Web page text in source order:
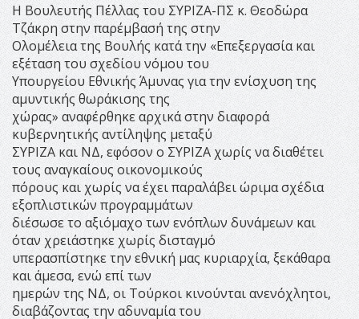
Η Βουλευτής Πέλλας του ΣΥΡΙΖΑ-ΠΣ κ. Θεοδώρα
Τζάκρη στην παρέμβασή της στην
Ολομέλεια της Βουλής κατά την «Επεξεργασία και
εξέταση του σχεδίου νόμου του
Υπουργείου Εθνικής Άμυνας για την ενίσχυση της
αμυντικής θωράκισης της
χώρας» αναφέρθηκε αρχικά στην διαφορά
κυβερνητικής αντίληψης μεταξύ
ΣΥΡΙΖΑ και ΝΔ, εφόσον ο ΣΥΡΙΖΑ χωρίς να διαθέτει
τους αναγκαίους οικονομικούς
πόρους και χωρίς να έχει παραλάβει ώριμα σχέδια
εξοπλιστικών προγραμμάτων
διέσωσε το αξιόμαχο των ενόπλων δυνάμεων και
όταν χρειάστηκε χωρίς δισταγμό
υπερασπίστηκε την εθνική μας κυριαρχία, ξεκάθαρα
και άμεσα, ενώ επί των
ημερών της ΝΔ, οι Τούρκοι κινούνται ανενόχλητοι,
διαβάζοντας την αδυναμία του